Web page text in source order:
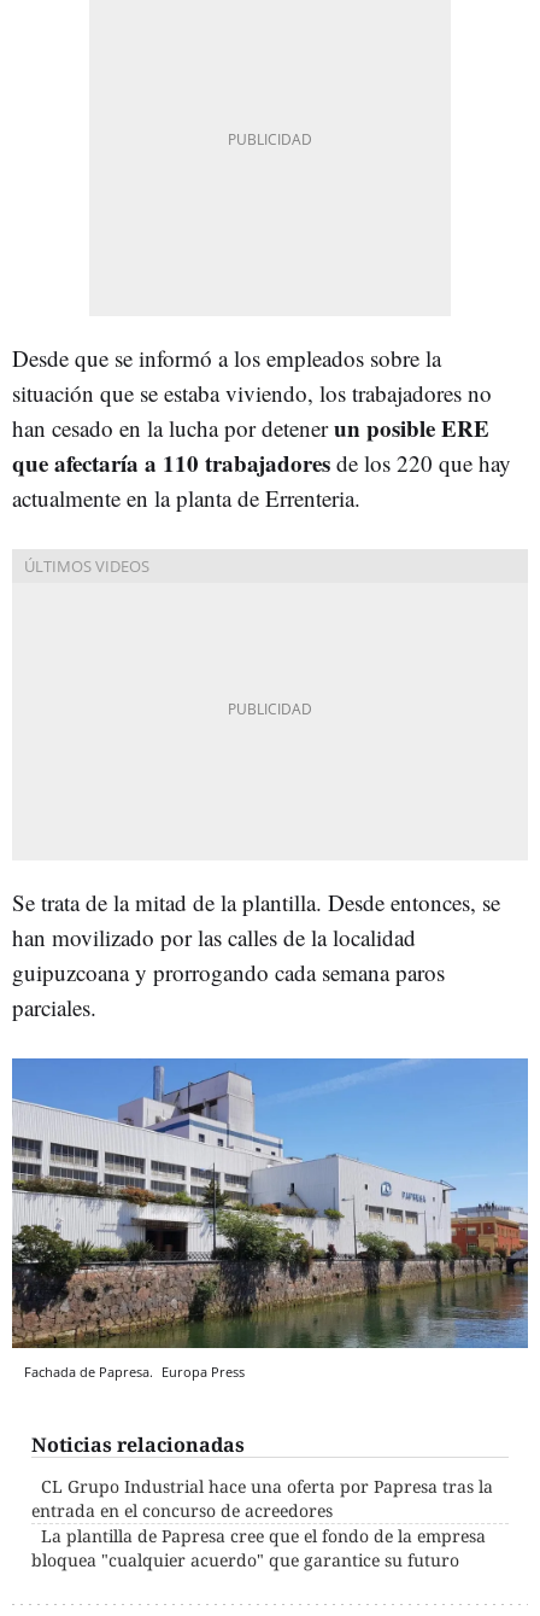
Desde que se informó a los empleados sobre la
situación que se estaba viviendo, los trabajadores no
han cesado en la lucha por detenerun posible ERE
que afectaría a 110 trabajadores de los 220 que hay
actualmente en la planta de Errenteria.
Se trata de la mitad de la plantilla. Desde entonces, se
han movilizado por las calles de la localidad
guipuzcoana y prorrogando cada semana paros
parciales.
Fachada de Papresa. Europa Press
Noticias relacionadas
CL Grupo Industrial hace una oferta por Papresa tras la
entrada en el concurso de acreedores
La plantilla de Papresa cree que el fondo de la empresa
bloquea "cualquier acuerdo" que garantice su futuro